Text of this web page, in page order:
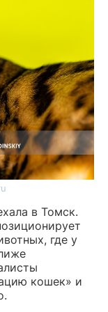
в Томск.
где у
кошек» и